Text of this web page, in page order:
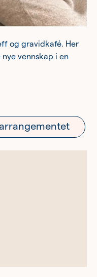
og gravidkafé. Her
vennskap i en